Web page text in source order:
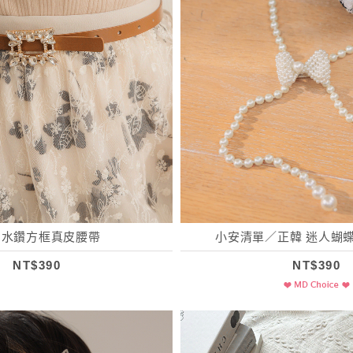
鑽方框真皮腰帶
NT$390
小安清單／正韓 迷人蝴
NT$390